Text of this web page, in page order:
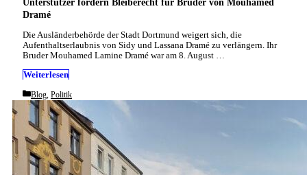
Unterstützer fordern Bleiberecht für Brüder von Mouhamed
Dramé
Die Ausländerbehörde der Stadt Dortmund weigert sich, die
Aufenthaltserlaubnis von Sidy und Lassana Dramé zu verlängern. Ihr
Bruder Mouhamed Lamine Dramé war am 8. August …
Weiterlesen
Categories
Blog Politik